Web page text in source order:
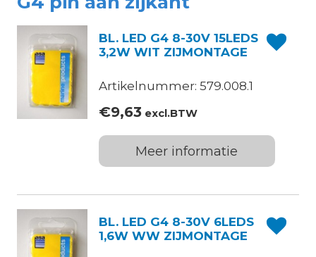
BL. LED G4 8-30V 15LEDS
3,2W WIT ZIJMONTAGE
Artikelnummer: 579.008.1
€9,63excl.BTW
Meer informatie
BL. LED G4 8-30V 6LEDS
1,6W WW ZIJMONTAGE